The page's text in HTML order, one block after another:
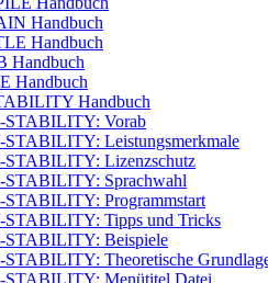
Handbuch
Handbuch
Handbuch
Handbuch
Handbuch
STABILITY: Vorab
STABILITY: Leistungsmerkmale
STABILITY: Lizenzschutz
STABILITY: Sprachwahl
STABILITY: Programmstart
STABILITY: Tipps und Tricks
STABILITY: Beispiele
Theoretische
STABILITY: Menütitel Datei